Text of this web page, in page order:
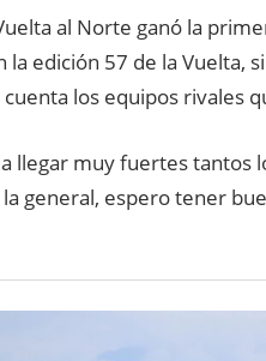
al Norte ganó la
la edición 57 de la Vuelta,
los equipos rivales
a llegar muy fuertes tantos
general, espero tener